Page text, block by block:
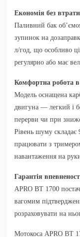
Економія без
Паливний бак
зупинок на
л/год, що особливо
регулярно або має
Комфортна робота в
Модель оснащена
двигуна — легкий і
перерви чи при
Рівень шуму складає
працювати з
навантаження на
Гарантія
APRO ВТ 1700
вагомим
розраховувати на
Мотокоса APRO ВТ